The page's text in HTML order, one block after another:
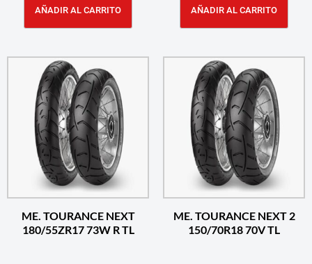
AÑADIR AL CARRITO AÑADIR AL CARRITO
ME. TOURANCE NEXT
180/55ZR17 73W R TL
ME. TOURANCE NEXT 2
150/70R18 70V TL